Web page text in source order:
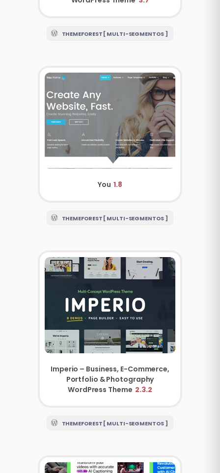
THEMEFOREST [ MULTI-SEGMENTOS ]
You 1.8
THEMEFOREST [ MULTI-SEGMENTOS ]
Imperio – Business, E-Commerce,
Portfolio & Photography
WordPress Theme 2.3.2
THEMEFOREST [ MULTI-SEGMENTOS ]